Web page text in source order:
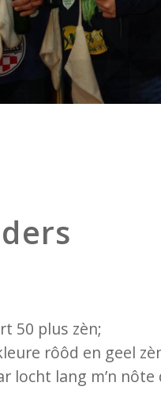
50 plus zèn;
rôôd en geel
locht lang m’n nôte